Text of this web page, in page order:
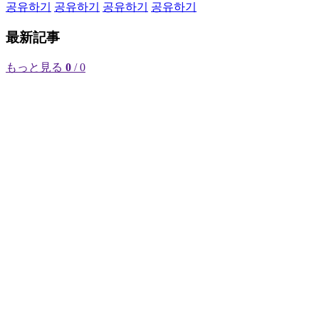
공유하기
공유하기 공유하기 공유하기
最新記事
もっと見る 0 / 0